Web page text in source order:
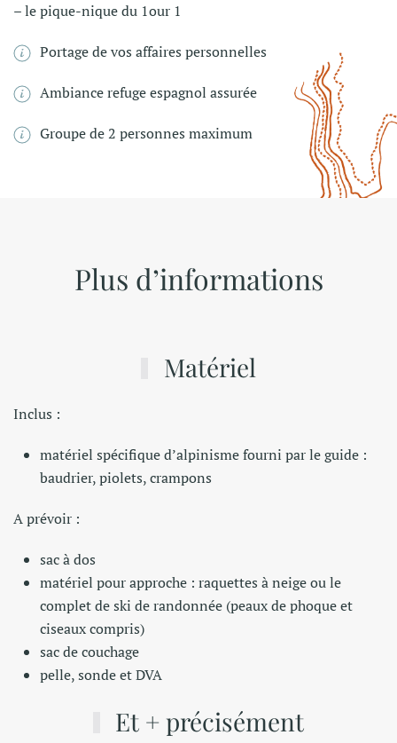
– le pique-nique du 1our 1
Portage de vos affaires personnelles
Ambiance refuge espagnol assurée
Groupe de 2 personnes maximum
Plus d’informations
Matériel
Inclus :
matériel spécifique d’alpinisme fourni par le guide :
baudrier, piolets, crampons
A prévoir :
sac à dos
matériel pour approche : raquettes à neige ou le
complet de ski de randonnée (peaux de phoque et
ciseaux compris)
sac de couchage
pelle, sonde et DVA
Et + précisément